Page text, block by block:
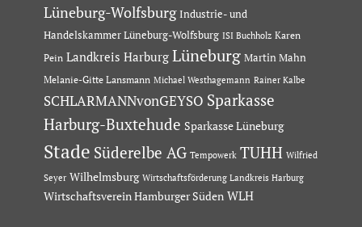
Lüneburg-Wolfsburg Industrie- und
Handelskammer Lüneburg-Wolfsburg ISI Buchholz Karen
Pein Landkreis Harburg Lüneburg Martin Mahn
Melanie-Gitte Lansmann Michael Westhagemann Rainer Kalbe
SCHLARMANNvonGEYSO Sparkasse
Harburg-Buxtehude Sparkasse Lüneburg
Stade Süderelbe AG Tempowerk TUHH Wilfried
Seyer Wilhelmsburg Wirtschaftsförderung Landkreis Harburg
Wirtschaftsverein Hamburger Süden WLH